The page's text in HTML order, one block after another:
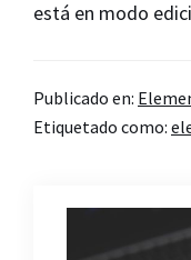
está en modo
Publicado en:
Etiquetado como: